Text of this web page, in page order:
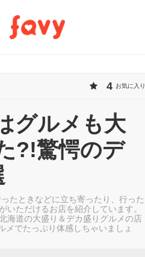
4 お気に入り
グルメも大
?!驚愕のデ
たときなどに立ち寄ったり、行った
いただけるお店を紹介しています。
海道の大盛り＆デカ盛りグルメの店
メでたっぷり体感しちゃいましょ